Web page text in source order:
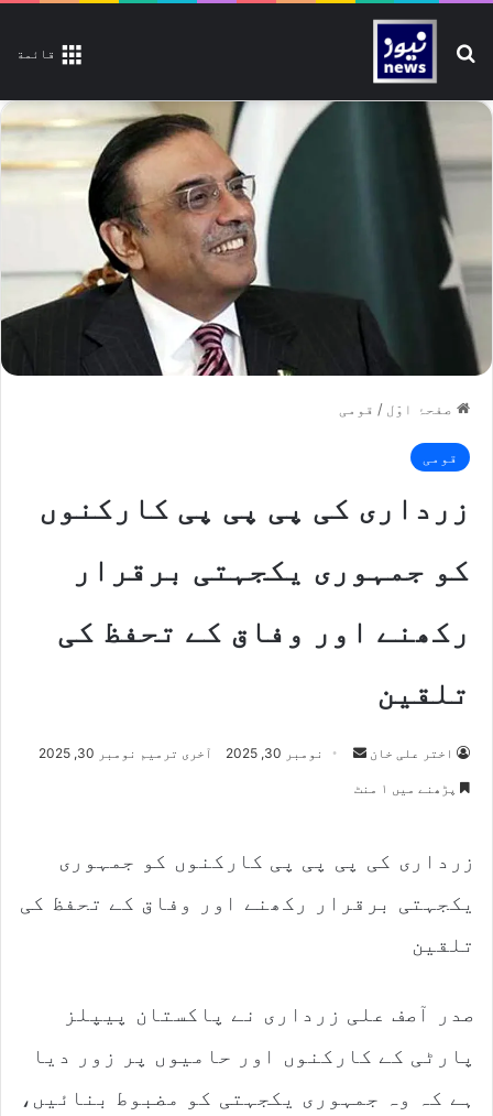
قائمة تلاش کیجیے
صفحۂ اوّل / قومی
قومی
زرداری کی پی پی پی کارکنوں
کو جمہوری یکجہتی برقرار
رکھنے اور وفاق کے تحفظ کی
تلقین
اختر علی خان
e
l
نومبر 30, 2025 آخری ترمیم نومبر 30, 2025
پڑھنے میں ۱ منٹ
زرداری کی پی پی پی کارکنوں کو جمہوری
یکجہتی برقرار رکھنے اور وفاق کے تحفظ کی
تلقین
صدر آصف علی زرداری نے پاکستان پیپلز
پارٹی کے کارکنوں اور حامیوں پر زور دیا
ہے کہ وہ جمہوری یکجہتی کو مضبوط بنائیں،